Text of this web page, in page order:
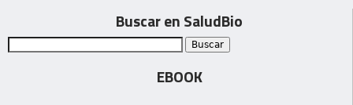
Buscar en SaludBio
EBOOK